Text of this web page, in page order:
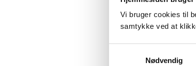
Vi bruger cookies til
samtykke ved at
Nødvendig
...